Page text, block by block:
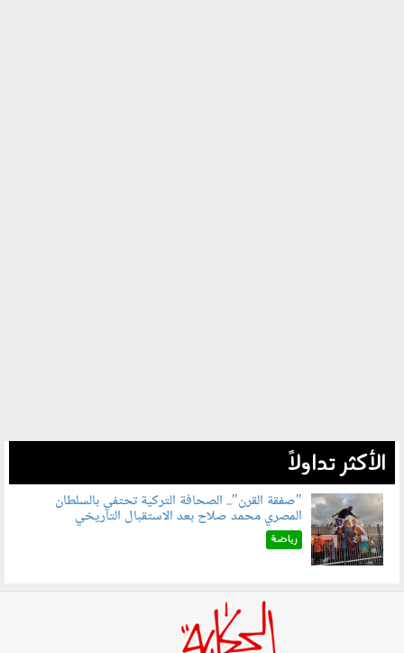
الأكثر تداولاً
070801.jpg
"صفقة القرن".. الصحافة التركية تحتفي بالسلطان
المصري محمد صلاح بعد الاستقبال التاريخي
رياضة